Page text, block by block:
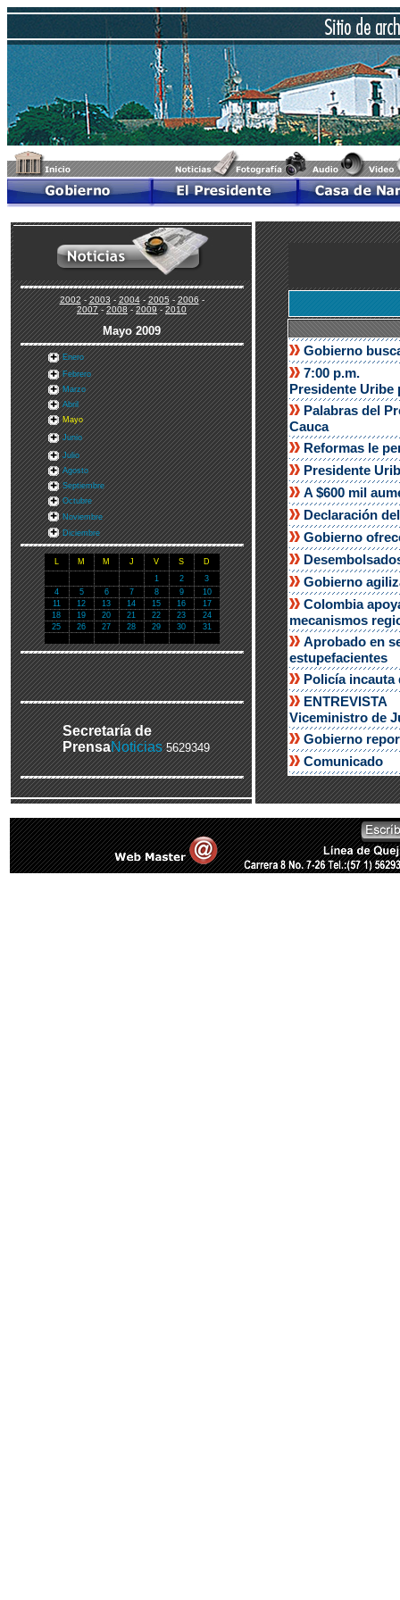
2002-2003-2004-2005-2006-
2007-2008-2009-2010
Mayo 2009
Enero
Febrero
Marzo
Abril
Mayo
Junio
Julio
Agosto
Septiembre
Octubre
Noviembre
Diciembre
L M M J V S
D
1
2
3
4
5 6 7 8 9
10
11
12 13 14 15 16
17
18
19 20 21 22 23
24
25
26 27 28 29 30 31
Secretaría de
PrensaNoticias 5629349
Gobierno
7:00 p.m.
Presidente Uribe
Palabras del
Cauca
Reformas le
Presidente
A $600 mil
Declaración
Gobierno
Gobierno
Colombia
mecanismos
Aprobado en
estupefacientes
Policía incauta
ENTREVISTA
Viceministro de
Gobierno
Comunicado